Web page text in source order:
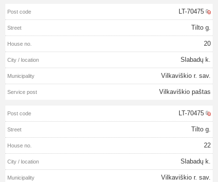
LT-70475
Tilto g.
20
Slabadų k.
Vilkaviškio r. sav.
Vilkaviškio paštas
LT-70475
Tilto g.
22
Slabadų k.
Vilkaviškio r. sav.